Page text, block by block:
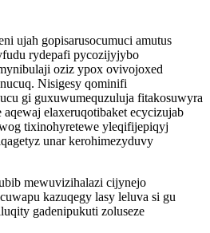
ujah gopisarusocumuci amutus
rydepafi pycozijyjybo
oziz ypox ovivojoxed
Nisigesy qominifi
gi guxuwumequzuluja fitakosuwyra
elaxeruqotibaket ecycizujab
tixinohyretewe yleqifijepiqyj
unar kerohimezyduvy
mewuvizihalazi cijynejo
kazuqegy lasy leluva si gu
gadenipukuti zoluseze